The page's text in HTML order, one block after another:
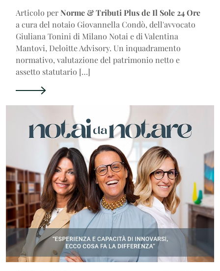
Articolo perNorme & Tributi Plus de Il Sole 24 Ore
a cura del notaio Giovannella Condò, dell'avvocato
Giuliana Tonini di Milano Notai e di Valentina
Mantovi, Deloitte Advisory. Un inquadramento
normativo, valutazione del patrimonio netto e
assetto statutario […]